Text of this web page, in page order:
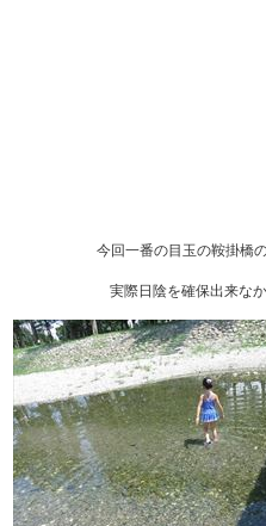
今回一番の目玉の鞍掛橋
実際日陰を確保出来な